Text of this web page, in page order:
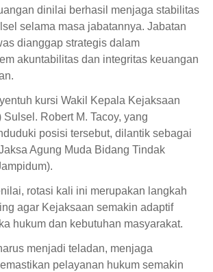
dinilai berhasil menjaga stabilitas
selama masa jabatannya. Jabatan
dianggap strategis dalam
akuntabilitas dan integritas keuangan
kursi Wakil Kepala Kejaksaan
Robert M. Tacoy, yang
posisi tersebut, dilantik sebagai
Agung Muda Bidang Tindak
rotasi kali ini merupakan langkah
agar Kejaksaan semakin adaptif
hukum dan kebutuhan masyarakat.
menjadi teladan, menjaga
pelayanan hukum semakin